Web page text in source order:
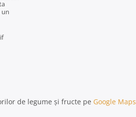
de legume și fructe pe Google Maps